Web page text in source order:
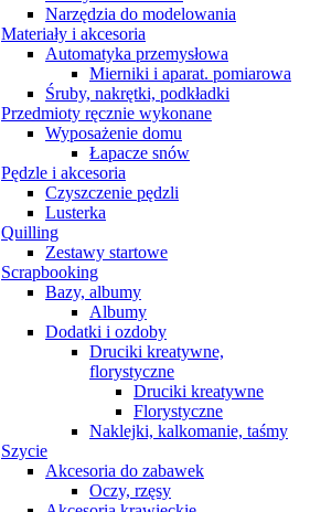
Narzędzia do modelowania
Materiały i akcesoria
Automatyka przemysłowa
Mierniki i aparat. pomiarowa
Śruby, nakrętki, podkładki
Przedmioty ręcznie wykonane
Wyposażenie domu
Łapacze snów
Pędzle i akcesoria
Czyszczenie pędzli
Lusterka
Quilling
Zestawy startowe
Scrapbooking
Bazy, albumy
Albumy
Dodatki i ozdoby
Druciki kreatywne,
florystyczne
Druciki kreatywne
Florystyczne
Naklejki, kalkomanie, taśmy
Szycie
Akcesoria do zabawek
Oczy, rzęsy